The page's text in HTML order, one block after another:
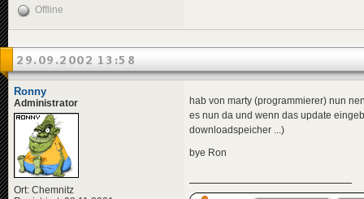
Offline
29.09.2002 13:58
Ronny
Administrator
Ort: Chemnitz
hab von marty (programmierer) nun
es nun da und wenn das update
downloadspeicher ...)
bye Ron